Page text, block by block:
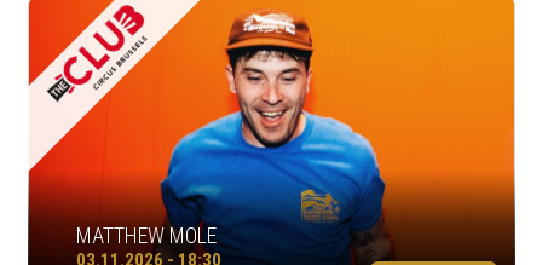
MATTHEW MOLE
03.11.2026 - 18:30